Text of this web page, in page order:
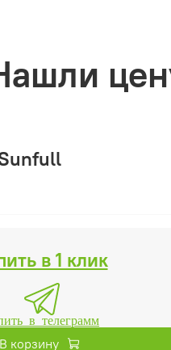
в 1 клик
в телеграмм
В корзину